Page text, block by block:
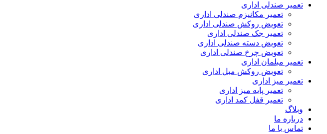
تعمیر صندلی اداری
تعمیر مکانیزم صندلی اداری
تعویض روکش صندلی اداری
تعمیر جک صندلی اداری
تعویض دسته صندلی اداری
تعویض چرخ صندلی اداری
تعمیر مبلمان اداری
تعویض روکش مبل اداری
تعمیر میز اداری
تعمیر پایه میز اداری
تعمیر قفل کمد اداری
وبلاگ
درباره ما
تماس با ما